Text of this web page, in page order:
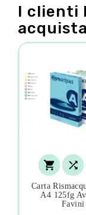
I clienti
 
Carta
A4 125fg
Favini